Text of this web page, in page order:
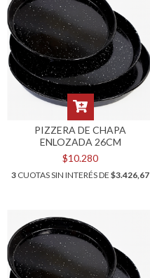
PIZZERA DE CHAPA
ENLOZADA 26CM
$10.280
3 CUOTAS SIN INTERÉS DE $3.426,67